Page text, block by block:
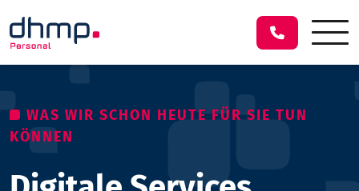
WAS WIR SCHON HEUTE FÜR SIE TUN
KÖNNEN